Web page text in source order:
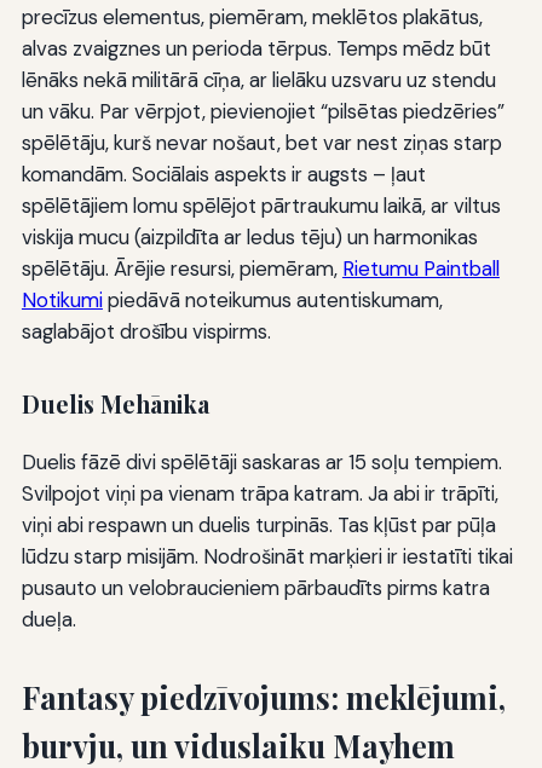
precīzus elementus, piemēram, meklētos plakātus,
alvas zvaigznes un perioda tērpus. Temps mēdz būt
lēnāks nekā militārā cīņa, ar lielāku uzsvaru uz stendu
un vāku. Par vērpjot, pievienojiet “pilsētas piedzēries”
spēlētāju, kurš nevar nošaut, bet var nest ziņas starp
komandām. Sociālais aspekts ir augsts – ļaut
spēlētājiem lomu spēlējot pārtraukumu laikā, ar viltus
viskija mucu (aizpildīta ar ledus tēju) un harmonikas
spēlētāju. Ārējie resursi, piemēram, Rietumu Paintball
Notikumipiedāvā noteikumus autentiskumam,
saglabājot drošību vispirms.
Duelis Mehānika
Duelis fāzē divi spēlētāji saskaras ar 15 soļu tempiem.
Svilpojot viņi pa vienam trāpa katram. Ja abi ir trāpīti,
viņi abi respawn un duelis turpinās. Tas kļūst par pūļa
lūdzu starp misijām. Nodrošināt marķieri ir iestatīti tikai
pusauto un velobraucieniem pārbaudīts pirms katra
dueļa.
Fantasy piedzīvojums: meklējumi,
burvju, un viduslaiku Mayhem